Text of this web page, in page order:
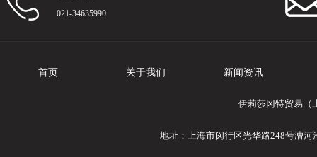
021-34635990
首页 关于我们 新闻资讯
伊莉莎冈特贸易（
地址：上海市闵行区光华路248号漕